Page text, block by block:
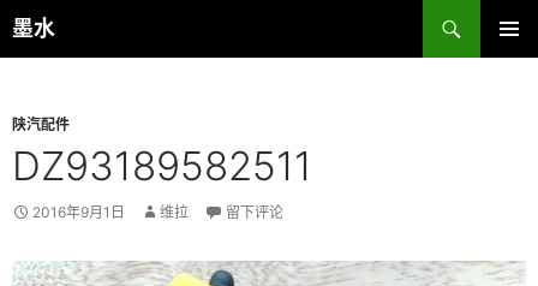
跳
至
墨水
搜
索
陕汽配件
DZ93189582511
2016年9月1日 维拉 留下评论